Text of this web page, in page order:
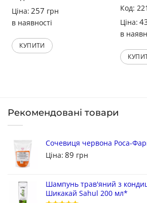
Ціна: 257 грн
в наявності
КУПИТИ
Код:
Ціна:
в
Рекомендовані товари
Сочевиця червона Роса-
Ціна: 89 грн
Шампунь трав'яний з
Шикакай Sahul 200 мл*